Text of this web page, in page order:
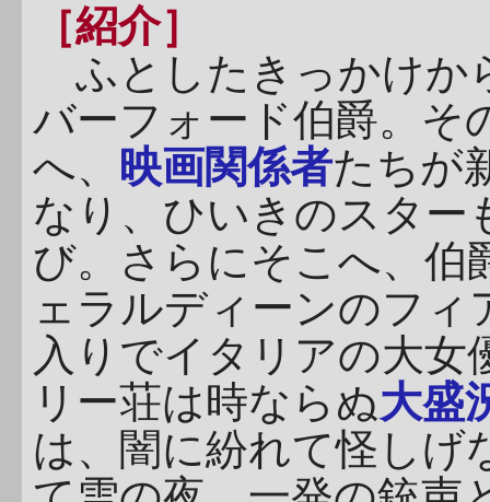
［紹介］
ふとしたきっかけか
バーフォード伯爵。そ
へ、 映画関係者たちが
なり、ひいきのスター
び。さらにそこへ、伯
ェラルディーンのフ
入りでイタリアの大女
リー荘は時ならぬ大盛
は、闇に紛れて怪しげ